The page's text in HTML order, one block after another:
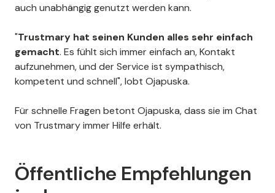
auch unabhängig genutzt werden kann.
"Trustmary hat seinen Kunden alles sehr einfach
gemacht. Es fühlt sich immer einfach an, Kontakt
aufzunehmen, und der Service ist sympathisch,
kompetent und schnell", lobt Ojapuska.
Für schnelle Fragen betont Ojapuska, dass sie im Chat
von Trustmary immer Hilfe erhält.
Öffentliche Empfehlungen